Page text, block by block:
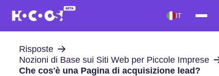
IT
Risposte
Nozioni di Base sui Siti Web per Piccole Imprese
Che cos'è una Pagina di acquisizione lead?